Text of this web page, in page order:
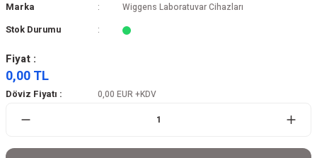
Marka Wiggens Laboratuvar Cihazları
Stok Durumu
Fiyat :
0,00 TL
Döviz Fiyatı : 0,00 EUR +KDV